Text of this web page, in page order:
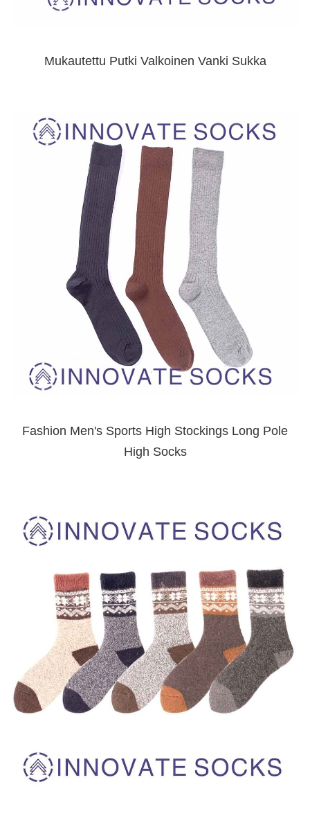
Mukautettu Putki Valkoinen Vanki Sukka
Fashion Men's Sports High Stockings Long Pole
High Socks